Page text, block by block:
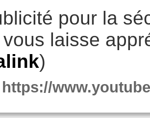
pour la
laisse
)
https://